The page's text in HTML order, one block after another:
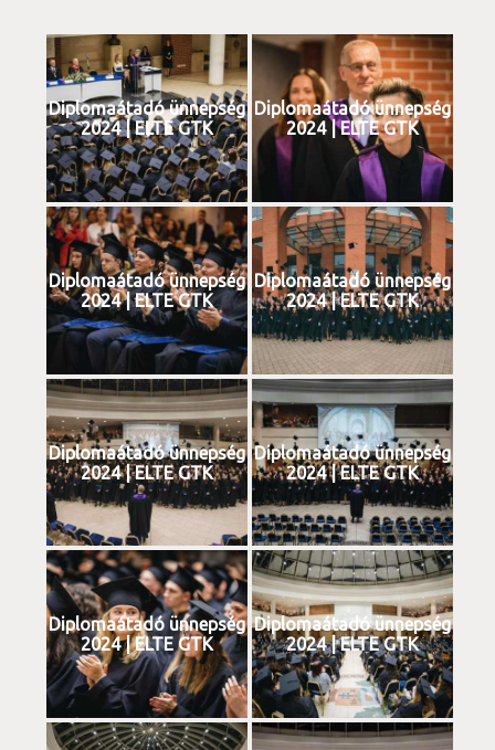
Diplomaátadó ünnepség
2024 | ELTE GTK
Diplomaátadó ünnepség
2024 | ELTE GTK
Diplomaátadó ünnepség
2024 | ELTE GTK
Diplomaátadó ünnepség
2024 | ELTE GTK
Diplomaátadó ünnepség
2024 | ELTE GTK
Diplomaátadó ünnepség
2024 | ELTE GTK
Diplomaátadó ünnepség
2024 | ELTE GTK
Diplomaátadó ünnepség
2024 | ELTE GTK